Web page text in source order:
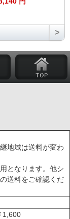
>
地域は送料が変わ
となります。他シ
送料をご確認くだ
1,600